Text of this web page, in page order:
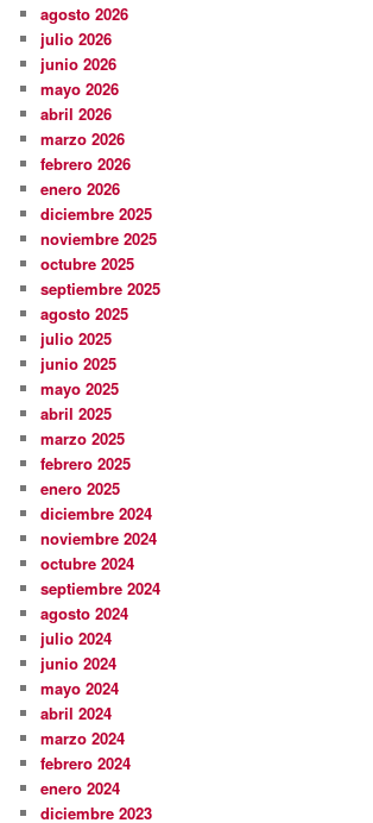
agosto 2026
julio 2026
junio 2026
mayo 2026
abril 2026
marzo 2026
febrero 2026
enero 2026
diciembre 2025
noviembre 2025
octubre 2025
septiembre 2025
agosto 2025
julio 2025
junio 2025
mayo 2025
abril 2025
marzo 2025
febrero 2025
enero 2025
diciembre 2024
noviembre 2024
octubre 2024
septiembre 2024
agosto 2024
julio 2024
junio 2024
mayo 2024
abril 2024
marzo 2024
febrero 2024
enero 2024
diciembre 2023